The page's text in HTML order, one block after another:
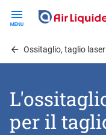
contentOssitaglio, taglio
per il